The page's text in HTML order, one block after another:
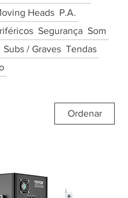
Heads P.A.
Segurança Som
Subs / Graves Tendas
Ordenar